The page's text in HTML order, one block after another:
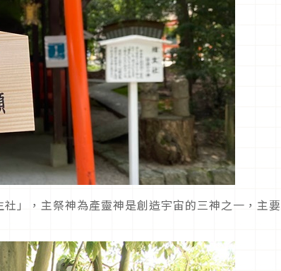
」，主祭神為產靈神是創造宇宙的三神之一，主要